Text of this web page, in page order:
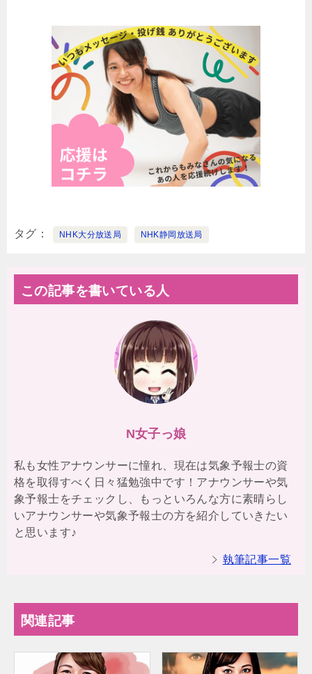
タグ NHK大分放送局 NHK静岡放送局
この記事を書いている人
N女子っ娘
私も女性アナウンサーに憧れ、現在は気象予報士の資
格を取得すべく日々猛勉強中です！アナウンサーや気
象予報士をチェックし、もっといろんな方に素晴らし
いアナウンサーや気象予報士の方を紹介していきたい
と思います♪
執筆記事一覧
関連記事